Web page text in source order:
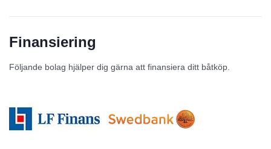
Finansiering
Följande bolag hjälper dig gärna att finansiera ditt båtköp.